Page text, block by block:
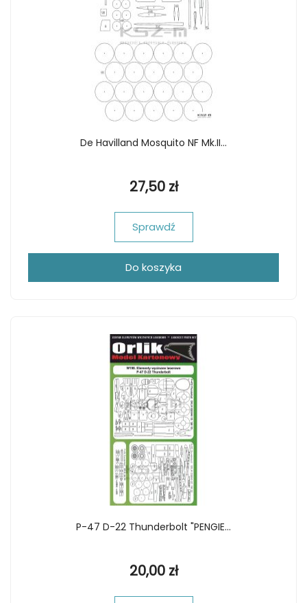
De Havilland Mosquito NF Mk.II...
27,50 zł
Sprawdź
Do koszyka
P-47 D-22 Thunderbolt "PENGIE...
20,00 zł